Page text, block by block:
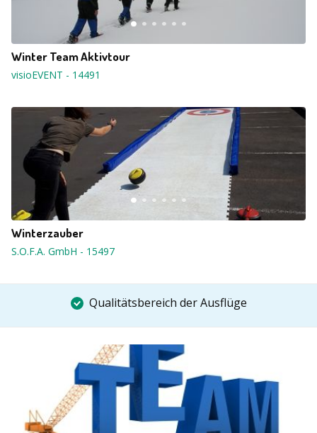
Winter Team Aktivtour
visioEVENT - 14491
Winterzauber
S.O.F.A. GmbH - 15497
Qualitätsbereich der Ausflüge